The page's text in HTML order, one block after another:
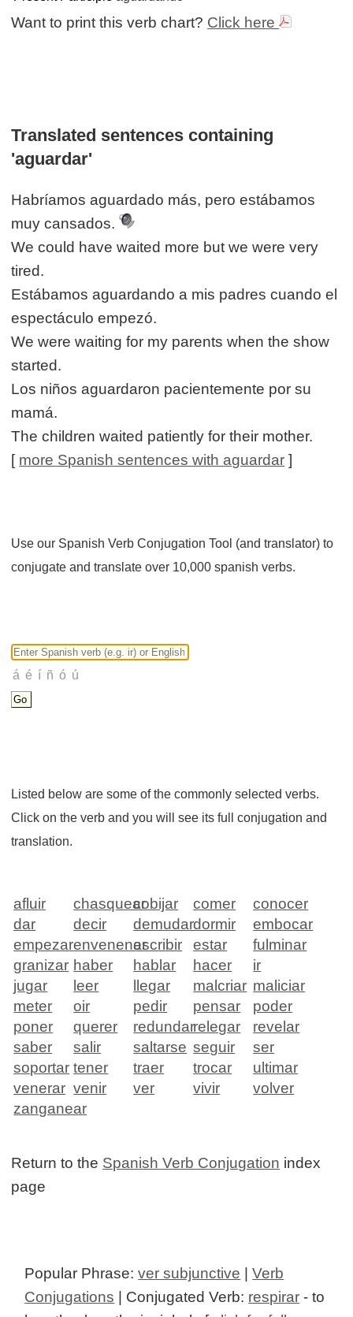
Want to print this verb chart? Click here
Translated sentences containing
'aguardar'
Habríamos aguardado más, pero estábamos
muy cansados.
We could have waited more but we were very
tired.
Estábamos aguardando a mis padres cuando el
espectáculo empezó.
We were waiting for my parents when the show
started.
Los niños aguardaron pacientemente por su
mamá.
The children waited patiently for their mother.
[ more Spanish sentences with aguardar ]
Use our Spanish Verb Conjugation Tool (and translator) to
conjugate and translate over 10,000 spanish verbs.
Listed below are some of the commonly selected verbs.
Click on the verb and you will see its full conjugation and
translation.
afluir chasquearcobijar comer
conocer
dar
decir demudardormir
embocar
empezarenvenenarescribir estar
fulminar
granizar haber hablar hacer
ir
jugar
leer llegar malcriar maliciar
meter
oir pedir pensar
poder
poner
querer redundarrelegar
revelar
saber
salir saltarse seguir
ser
soportar tener traer trocar
ultimar
venerar venir ver vivir
volver
zanganear
Return to the Spanish Verb Conjugation index
page
Popular Phrase:ver subjunctive |Verb
Conjugations | Conjugated Verb: respirar - to